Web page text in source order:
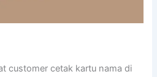
customer cetak kartu nama di